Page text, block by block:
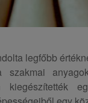
legfőbb
kiegészítették